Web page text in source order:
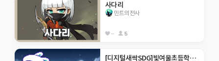
사다리
민트의전사
-- 5
[디지털새싹SDG]빛여울초등학교 sysj_1004